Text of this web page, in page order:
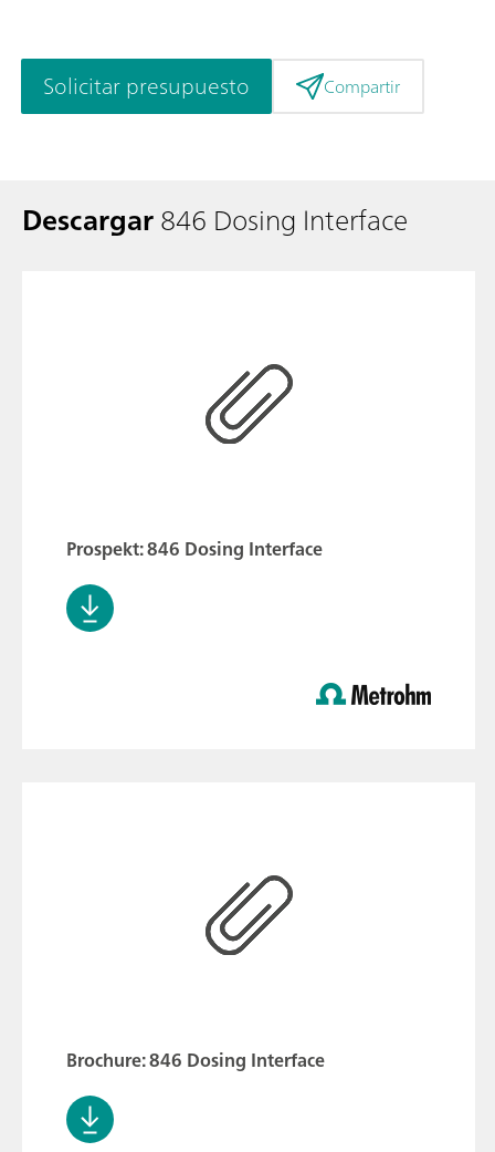
Solicitar presupuesto Compartir
Descargar846 Dosing Interface
Prospekt: 846 Dosing Interface
Brochure: 846 Dosing Interface